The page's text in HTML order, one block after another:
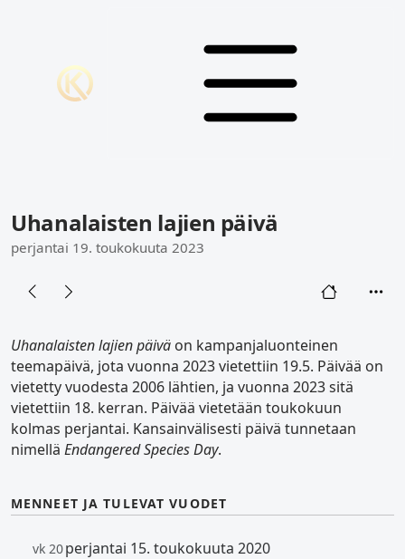
Uhanalaisten lajien päivä
perjantai 19. toukokuuta 2023
Uhanalaisten lajien päivä on kampanjaluonteinen
teemapäivä, jota vuonna 2023 vietettiin 19.5. Päivää on
vietetty vuodesta 2006 lähtien, ja vuonna 2023 sitä
vietettiin 18. kerran. Päivää vietetään toukokuun
kolmas perjantai. Kansainvälisesti päivä tunnetaan
nimellä Endangered Species Day.
MENNEET JA TULEVAT VUODET
vk 20perjantai 15. toukokuuta 2020